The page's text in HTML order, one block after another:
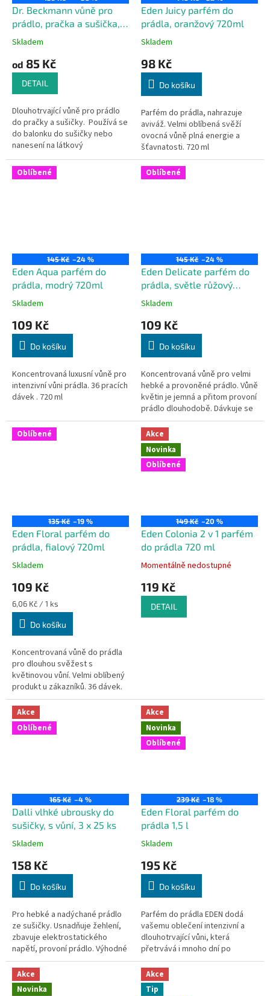
Dr. Beckmann vůně pro
prádlo, pračka a sušička,
250 ml
Skladem
od 85 Kč
DETAIL
Dlouhotrvající vůně pro prádlo
do pračky a sušičky. Používá se
do balonku do sušičky nebo
nanesení na látkový
ubrousek/kapesník. Ve čtyřech
provedeních/ vůních.
Eden Juicy parfém do
prádla, oranžový 720ml
Skladem
98 Kč
Do košíku
Parfém do prádla, nahrazuje
aviváž. Velmi oblíbená svěží
ovocná vůně plná energie a
šťavnatosti. 720 ml
Oblíbené
145 Kč –24 %
Eden Aqua parfém do
prádla, modrý 720ml
Skladem
109 Kč
Do košíku
Koncentrovaná luxusní vůně pro
intenzivní vůni prádla. 36 pracích
dávek . 720 ml
Oblíbené
145 Kč –24 %
Eden Delicate parfém do
prádla, světle růžový
720ml
Skladem
109 Kč
Do košíku
Koncentrovaná vůně pro velmi
hebké a provoněné prádlo. Vůně
květin je jemná a přitom provoní
prádlo dlouhodobě. Dávkuje se
malé množství.
Oblíbené
135 Kč –19 %
Eden Floral parfém do
prádla, fialový 720ml
Skladem
109 Kč
Měrná
cena:
6,06 Kč / 1 ks
Do košíku
Koncentrovaná vůně do prádla
pro dlouhou svěžest s
květinovou vůní. Velmi oblíbený
produkt u zákazníků. 36 dávek.
Akce
Novinka
Oblíbené
149 Kč –20 %
Eden Colonia 2 v 1 parfém
do prádla 720 ml
Momentálně nedostupné
119 Kč
DETAIL
Akce
Oblíbené
165 Kč –4 %
Dalli vlhké ubrousky do
sušičky, s vůní, 3 x 25 ks
Skladem
158 Kč
Do košíku
Pro hebké a nadýchané prádlo
ze sušičky. Usnadňuje žehlení,
zbavuje elektrostatického
napětí, provoní prádlo. Výhodné
balení 3 x 25 ks.
Akce
Novinka
Oblíbené
239 Kč –18 %
Eden Floral parfém do
prádla 1,5 l
Skladem
195 Kč
Do košíku
Parfém do prádla EDEN dodá
vašemu oblečení intenzivní a
dlouhotrvající vůni, která
přetrvává i mnoho dní po
vyprání. Díky inovativnímu
složení proniká hluboko do
vláken a...
Akce
Novinka
Akce
Tip